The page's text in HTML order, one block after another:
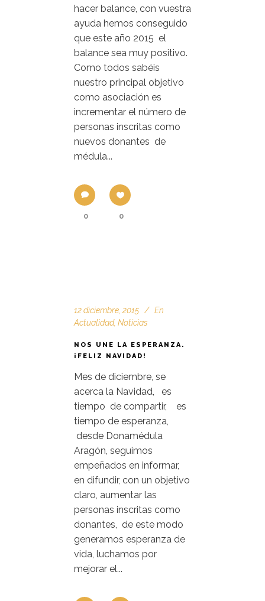
hacer balance, con vuestra
ayuda hemos conseguido
que este año 2015 el
balance sea muy positivo.
Como todos sabéis
nuestro principal objetivo
como asociación es
incrementar el número de
personas inscritas como
nuevos donantes de
médula...
0 0
12 diciembre, 2015
En
Actualidad, Noticias
NOS UNE LA ESPERANZA.
¡FELIZ NAVIDAD!
Mes de diciembre, se
acerca la Navidad, es
tiempo de compartir, es
tiempo de esperanza,
desde Donamédula
Aragón, seguimos
empeñados en informar,
en difundir, con un objetivo
claro, aumentar las
personas inscritas como
donantes, de este modo
generamos esperanza de
vida, luchamos por
mejorar el...